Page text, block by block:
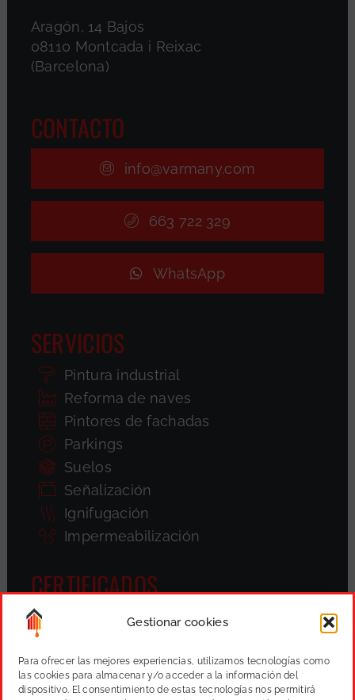
Gestionar cookies
Para ofrecer las mejores experiencias, utilizamos tecnologías como
las cookies para almacenar y/o acceder a la información del
dispositivo. El consentimiento de estas tecnologías nos permitirá
Aragón, 14 Bajos
08110 Montcada i Reixac
(Barcelona)
CONTACTO
info@varmany.com
663 722 329
WhatsApp
SERVICIOS
Pintura industrial
Reforma de naves
Pintores de fachadas
Parkings
Suelos
Señalización
Ignifugación
Impermeabilización
CERTIFICADOS